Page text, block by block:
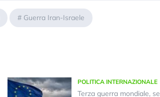
# Guerra Iran-Israele
POLITICA INTERNAZIONALE
Terza guerra mondiale, se